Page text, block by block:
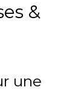
&
une